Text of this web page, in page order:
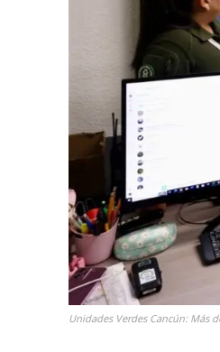
Unidades Verdes Cancún: Más